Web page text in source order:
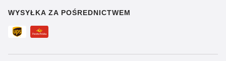
WYSYŁKA ZA POŚREDNICTWEM